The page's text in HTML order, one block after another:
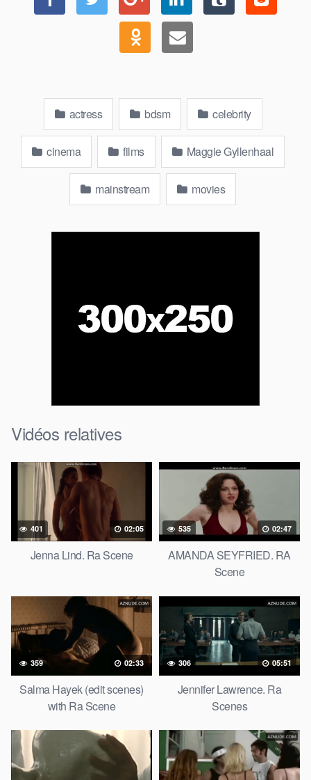
actress bdsm celebrity
cinema films Maggie Gyllenhaal
mainstream movies
Vidéos relatives
401 02:05
Jenna Lind. Ra Scene
535 02:47
AMANDA SEYFRIED. RA
Scene
359 02:33
Salma Hayek (edit scenes)
with Ra Scene
306 05:51
Jennifer Lawrence. Ra
Scenes